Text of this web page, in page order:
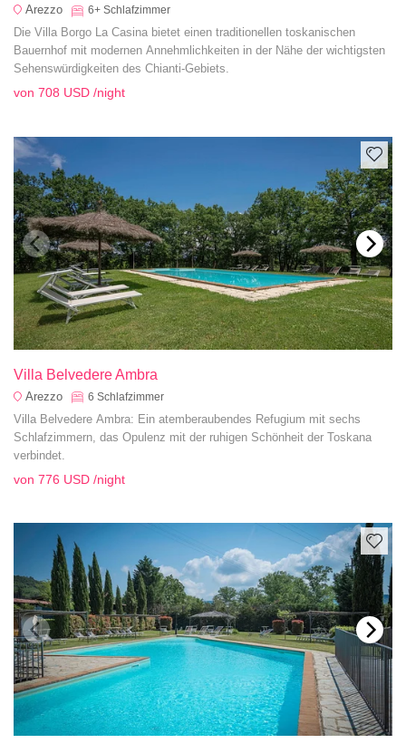
Arezzo 6+ Schlafzimmer
Die Villa Borgo La Casina bietet einen traditionellen toskanischen
Bauernhof mit modernen Annehmlichkeiten in der Nähe der wichtigsten
Sehenswürdigkeiten des Chianti-Gebiets.
von 708 USD /night
Villa Belvedere Ambra
Arezzo 6 Schlafzimmer
Villa Belvedere Ambra: Ein atemberaubendes Refugium mit sechs
Schlafzimmern, das Opulenz mit der ruhigen Schönheit der Toskana
verbindet.
von 776 USD /night